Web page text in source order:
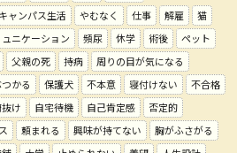
キャンパス生活 やむなく 仕事 解雇
猫
ニケーション 頻尿 休学 術後
ペット
父親の死 持病
周りの目が気になる
かる 保護犬 不本意 寝付けない
不合格
け 自宅待機 自己肯定感
否定的
頼まれる 興味が持てない
胸がふさがる